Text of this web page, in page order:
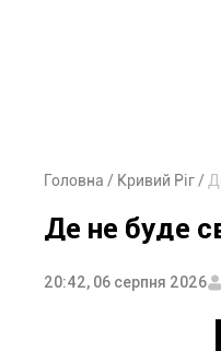
Головна Кривий Ріг
Де не буде
20:42, 06 серпня 2026